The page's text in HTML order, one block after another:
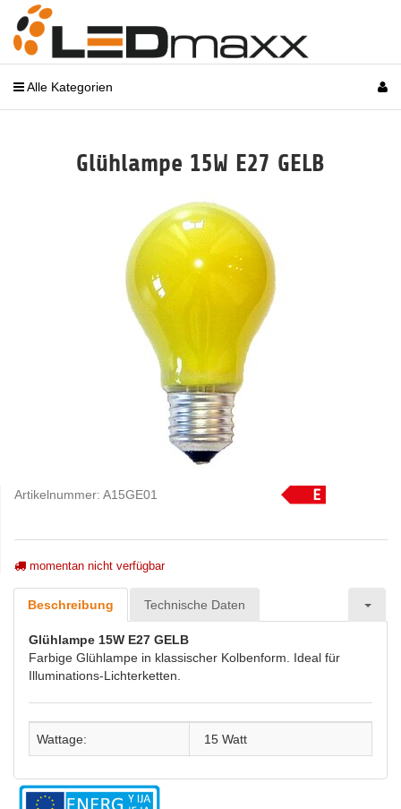
Alle Kategorien
Glühlampe 15W E27 GELB
Artikelnummer: A15GE01
momentan nicht verfügbar
Beschreibung Technische Daten
Glühlampe 15W E27 GELB
Farbige Glühlampe in klassischer Kolbenform. Ideal für
Illuminations-Lichterketten.
Wattage: 15 Watt